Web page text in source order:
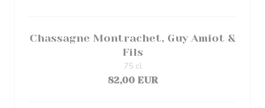
Chassagne Montrachet, Guy Amiot &
Fils
82,00 EUR
75 cl